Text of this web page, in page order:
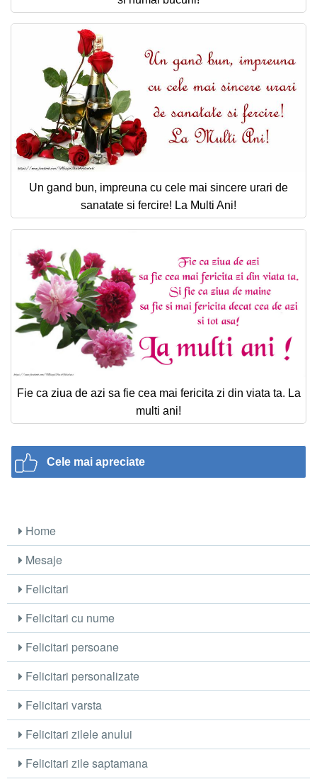
Un gand bun, impreuna cu cele mai sincere urari de
sanatate si fercire! La Multi Ani!
Fie ca ziua de azi sa fie cea mai fericita zi din viata ta. La
multi ani!
Cele mai apreciate
Home
Mesaje
Felicitari
Felicitari cu nume
Felicitari persoane
Felicitari personalizate
Felicitari varsta
Felicitari zilele anului
Felicitari zile saptamana